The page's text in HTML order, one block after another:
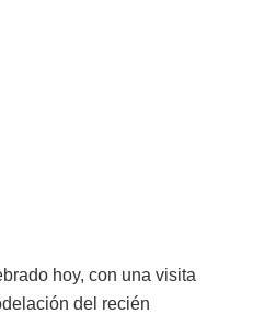
hoy, con una visita
del recién